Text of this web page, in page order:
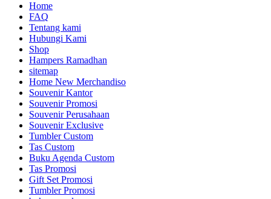
Home
FAQ
Tentang kami
Hubungi Kami
Shop
Hampers Ramadhan
sitemap
Home New Merchandiso
Souvenir Kantor
Souvenir Promosi
Souvenir Perusahaan
Souvenir Exclusive
Tumbler Custom
Tas Custom
Buku Agenda Custom
Tas Promosi
Gift Set Promosi
Tumbler Promosi